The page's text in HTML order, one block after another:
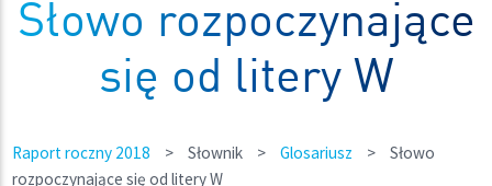
Słowo rozpoczynające
się od litery W
Raport roczny 2018 > Słownik > Glosariusz >
Słowo
rozpoczynające się od litery W